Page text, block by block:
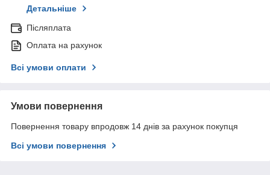
Детальніше
Післяплата
Оплата на рахунок
Всі умови оплати
Умови повернення
Повернення товару впродовж 14 днів за рахунок покупця
Всі умови повернення